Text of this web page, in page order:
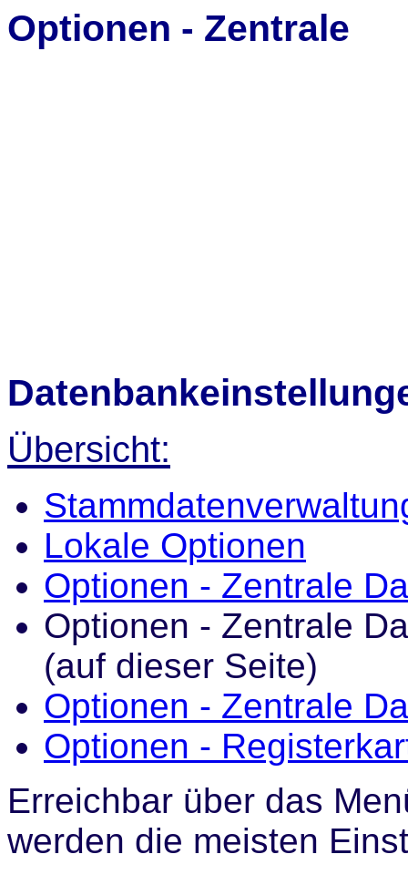
Optionen - Zentrale
Übersicht:
Lokale Optionen
Optionen - Zentrale
Optionen - Zentrale
(auf dieser Seite)
Optionen - Zentrale
Optionen -
Erreichbar über das
werden die meisten